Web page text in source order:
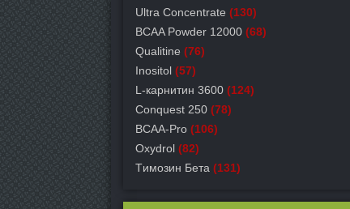
Ultra Concentrate (130)
BCAA Powder 12000 (68)
Qualitine (76)
Inositol (57)
L-карнитин 3600 (124)
Conquest 250 (78)
BCAA-Pro (106)
Oxydrol (82)
Tимозин Бета (131)